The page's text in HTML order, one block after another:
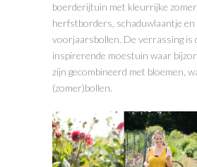
boerderijtuin met kleurrijke
herfstborders, schaduwlaantje en
voorjaarsbollen. De verrassing is
inspirerende moestuin waar
zijn gecombineerd met bloemen,
(zomer)bollen.